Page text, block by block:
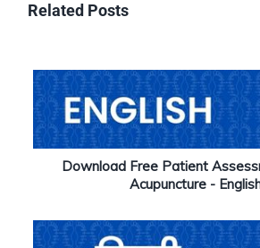
Download Free Patient
Acupuncture -
Related Posts